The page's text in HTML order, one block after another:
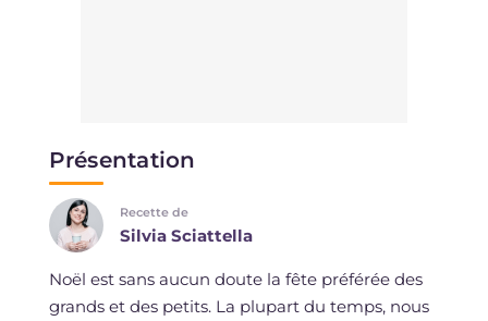
Présentation
Recette de
Silvia Sciattella
Noël est sans aucun doute la fête préférée des
grands et des petits. La plupart du temps, nous